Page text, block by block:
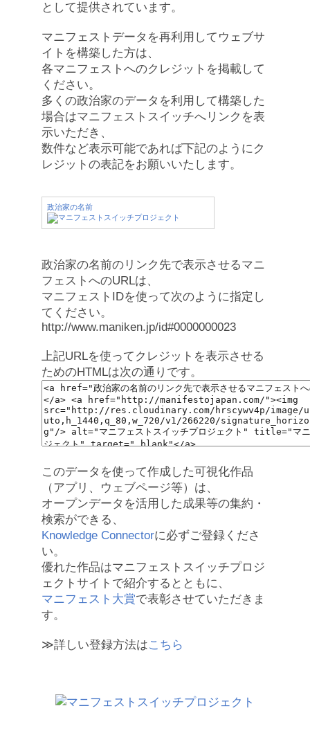
として提供されています。
マニフェストデータを再利用してウェブサ
イトを構築した方は、
各マニフェストへのクレジットを掲載して
ください。
多くの政治家のデータを利用して構築した
場合はマニフェストスイッチへリンクを表
示いただき、
数件など表示可能であれば下記のようにク
レジットの表記をお願いいたします。
政治家の名前
政治家の名前のリンク先で表示させるマニ
フェストへのURLは、
マニフェストIDを使って次のように指定し
てください。
http://www.maniken.jp/id#0000000023
上記URLを使ってクレジットを表示させる
ためのHTMLは次の通りです。
このデータを使って作成した可視化作品
（アプリ、ウェブページ等）は、
オープンデータを活用した成果等の集約・
検索ができる、
Knowledge Connectorに必ずご登録くださ
い。
優れた作品はマニフェストスイッチプロジ
ェクトサイトで紹介するとともに、
マニフェスト大賞で表彰させていただきま
す。
≫詳しい登録方法はこちら